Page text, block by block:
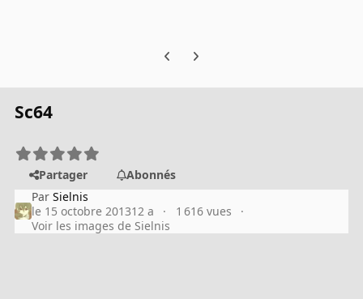
Previous carousel slide
Next carousel slide
Sc64
Partager
Abonnés
ParSielnis
le 15 octobre 201312 a
1 616 vues
Voir les images de Sielnis